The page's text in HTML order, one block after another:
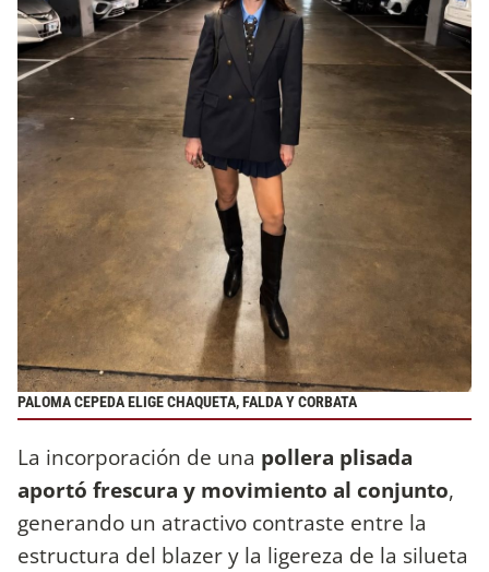
PALOMA CEPEDA ELIGE CHAQUETA, FALDA Y CORBATA
La incorporación de una pollera plisada
aportó frescura y movimiento al conjunto,
generando un atractivo contraste entre la
estructura del blazer y la ligereza de la silueta